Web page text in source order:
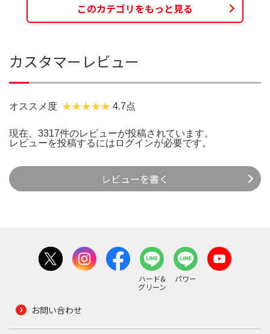
このカテゴリをもっと見る
カスタマーレビュー
オススメ度 4.7点
現在、3317件のレビューが投稿されています。
レビューを投稿するには ログインが必要です。
レビューを書く
ハード&
グリーン
パワー
お問い合わせ